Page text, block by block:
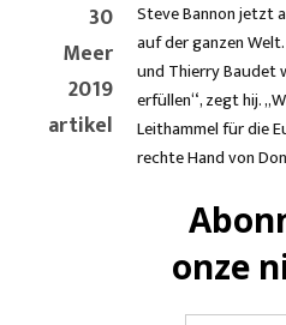
30
Meer
2019
artikel
Steve Bannon jetzt
auf der ganzen
und Thierry Baudet
erfüllen“, zegt hij.
Leithammel für die
rechte Hand von